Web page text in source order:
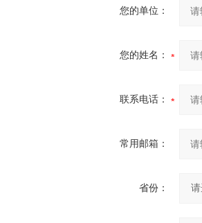
您的单位：
您的姓名：
联系电话：
常用邮箱：
省份：